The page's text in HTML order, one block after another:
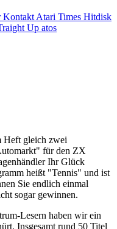
Kontakt Atari Times Hitdisk
Up atos
Heft gleich zwei
für den ZX
Ihr Glück
heißt "Tennis" und ist
Sie endlich einmal
sogar gewinnen.
Lesern haben wir ein
Insgesamt rund 50 Titel